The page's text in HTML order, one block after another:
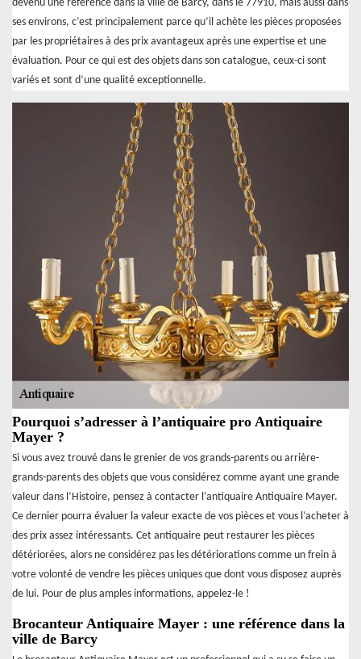
devenu une référence dans la ville de Barcy, dans le 77910, mais aussi dans
ses environs, c’est principalement parce qu’il achète les pièces proposées
par les propriétaires à des prix avantageux après une expertise et une
évaluation. Pour ce qui est des objets dans son catalogue, ceux-ci sont
variés et sont d’une qualité exceptionnelle.
Pourquoi s’adresser à l’antiquaire pro Antiquaire
Mayer ?
Si vous avez trouvé dans le grenier de vos grands-parents ou arrière-
grands-parents des objets que vous considérez comme ayant une grande
valeur dans l’Histoire, pensez à contacter l’antiquaire Antiquaire Mayer.
Ce dernier pourra évaluer la valeur exacte de vos pièces et vous l’acheter à
des prix assez intéressants. Cet antiquaire peut restaurer les pièces
détériorées, alors ne considérez pas les détériorations comme un frein à
votre volonté de vendre les pièces uniques que dont vous disposez auprès
de lui. Pour de plus amples informations, appelez-le !
Brocanteur Antiquaire Mayer : une référence dans la
ville de Barcy